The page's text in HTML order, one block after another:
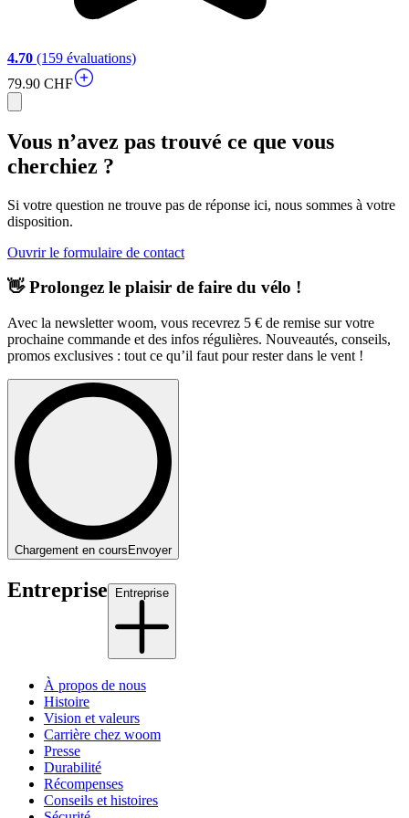
4.70 (159 évaluations)
79.90 CHF
Vous n’avez pas trouvé ce que vous
cherchiez ?
Si votre question ne trouve pas de réponse ici, nous sommes à votre
disposition.
Ouvrir le formulaire de contact
👋 Prolongez le plaisir de faire du vélo !
Avec la newsletter woom, vous recevrez 5 € de remise sur votre
prochaine commande et des infos régulières. Nouveautés, conseils,
promos exclusives : tout ce qu’il faut pour rester dans le vent !
Chargement en cours Envoyer
Entreprise Entreprise
À propos de nous
Histoire
Vision et valeurs
Carrière chez woom
Presse
Durabilité
Récompenses
Conseils et histoires